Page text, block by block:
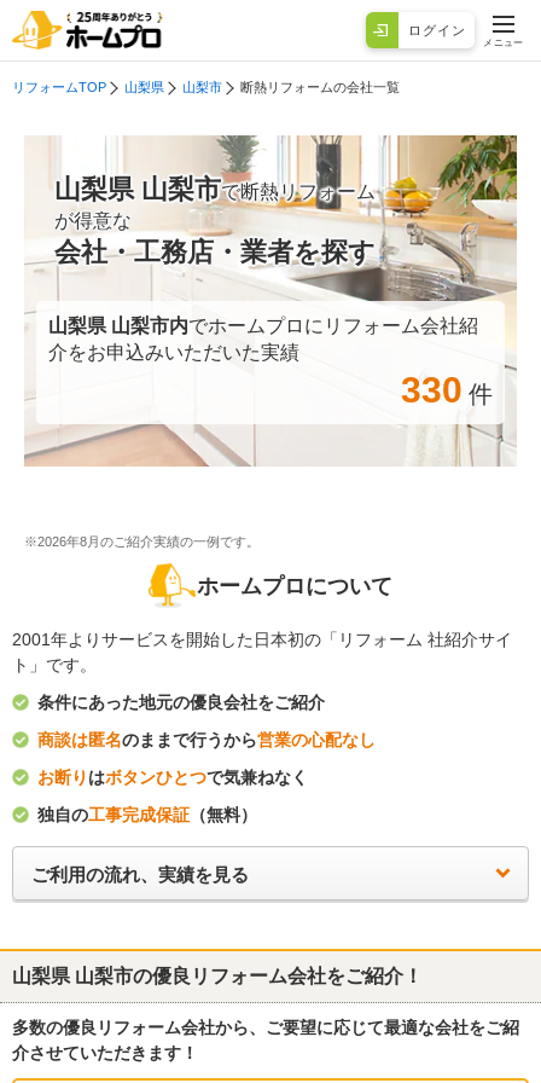
ログイン
メニュー
リフォームTOP 山梨県 山梨市 断熱リフォームの会社一覧
山梨県 山梨市で断熱リフォーム
が得意な
会社・工務店・業者を探す
山梨県 山梨市内でホームプロにリフォーム会社紹
介をお申込みいただいた実績
330 件
※2026年8月のご紹介実績の一例です。
ホームプロについて
2001年よりサービスを開始した日本初の「リフォーム 社紹介サイ
ト」です。
条件にあった地元の優良会社をご紹介
商談は匿名のままで行うから営業の心配なし
お断り はボタンひとつで気兼ねなく
独自の工事完成保証 （無料）
ご利用の流れ、実績を見る
山梨県 山梨市の優良リフォーム会社をご紹介！
多数の優良リフォーム会社から、ご要望に応じて最適な会社をご紹
介させていただきます！